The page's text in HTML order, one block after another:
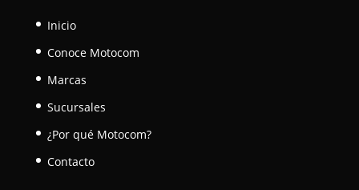
Inicio
Conoce Motocom
Marcas
Sucursales
¿Por qué Motocom?
Contacto